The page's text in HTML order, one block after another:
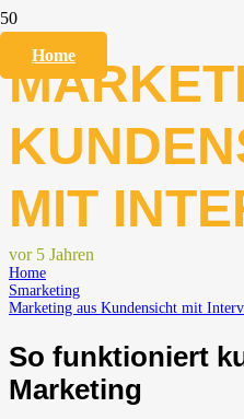
Home
MIT
vor 5 Jahren
Home
Smarketing
Marketing aus Kundensicht mit
So funktioniert
Marketing